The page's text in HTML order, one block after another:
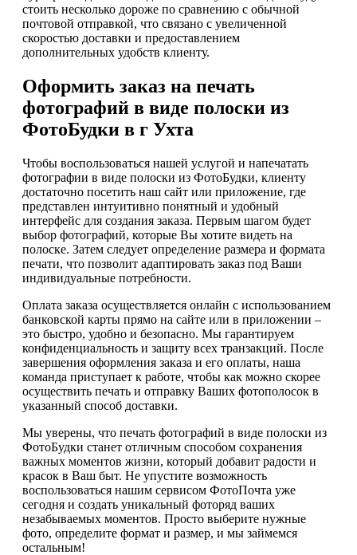
стоить несколько дороже по сравнению с обычной
почтовой отправкой, что связано с увеличенной
скоростью доставки и предоставлением
дополнительных удобств клиенту.
Оформить заказ на печать
фотографий в виде полоски из
ФотоБудки в г Ухта
Чтобы воспользоваться нашей услугой и напечатать
фотографии в виде полоски из ФотоБудки, клиенту
достаточно посетить наш сайт или приложение, где
представлен интуитивно понятный и удобный
интерфейс для создания заказа. Первым шагом будет
выбор фотографий, которые Вы хотите видеть на
полоске. Затем следует определение размера и формата
печати, что позволит адаптировать заказ под Ваши
индивидуальные потребности.
Оплата заказа осуществляется онлайн с использованием
банковской карты прямо на сайте или в приложении –
это быстро, удобно и безопасно. Мы гарантируем
конфиденциальность и защиту всех транзакций. После
завершения оформления заказа и его оплаты, наша
команда приступает к работе, чтобы как можно скорее
осуществить печать и отправку Ваших фотополосок в
указанный способ доставки.
Мы уверены, что печать фотографий в виде полоски из
ФотоБудки станет отличным способом сохранения
важных моментов жизни, который добавит радости и
красок в Ваш быт. Не упустите возможность
воспользоваться нашим сервисом ФотоПочта уже
сегодня и создать уникальный фоторяд ваших
незабываемых моментов. Просто выберите нужные
фото, определите формат и размер, и мы займемся
остальным!